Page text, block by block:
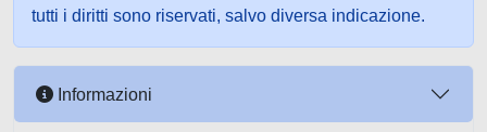
tutti i diritti sono riservati, salvo diversa indicazione.
Informazioni